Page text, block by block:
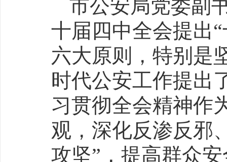
市公安局党委副
十届四中全会提出
六大原则，特别是
时代公安工作提出
习贯彻全会精神作
观，深化反渗反邪
攻坚”，提高群众